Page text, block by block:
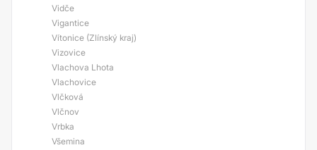
Vidče
Vigantice
Vítonice (Zlínský kraj)
Vizovice
Vlachova Lhota
Vlachovice
Vlčková
Vlčnov
Vrbka
Všemina